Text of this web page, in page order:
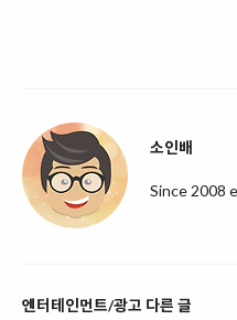
소인배
Since 2008
엔터테인먼트/광고 다른 글